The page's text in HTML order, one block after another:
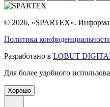
© 2026, «SPARTEX».
Политика
Разработано в LOBUT
Для более удобного
Хорошо